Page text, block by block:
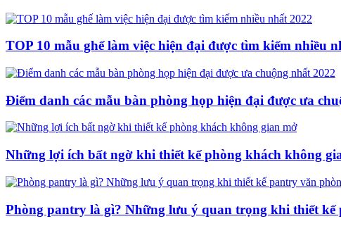
TOP 10 mẫu ghế làm việc hiện đại được tìm kiếm nhiều
Điểm danh các mẫu bàn phòng họp hiện đại được ưa
Những lợi ích bất ngờ khi thiết kế phòng khách không
Phòng pantry là gì? Những lưu ý quan trọng khi thiết kế